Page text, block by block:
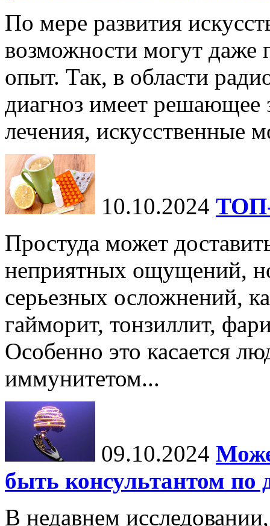
По мере развития
возможности могут даже
опыт. Так, в области
диагноз имеет решающее
лечения, искусственные
10.10.2024 ТОП-
Простуда может
неприятных ощущений,
серьезных осложнений,
гайморит, тонзиллит,
Особенно это касается
иммунитетом...
09.10.2024
быть консультантом по
В недавнем